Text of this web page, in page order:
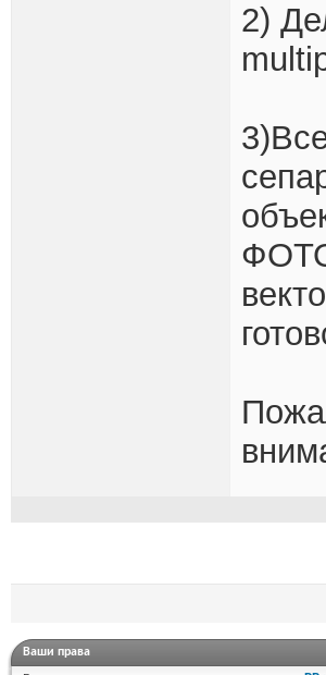
2)
ФОТО
Ваши права